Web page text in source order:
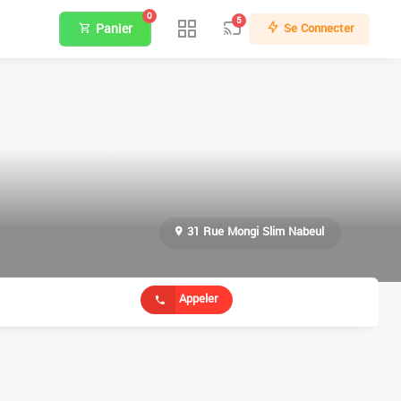
Panier
0 5 Se Connecter
31 Rue Mongi Slim Nabeul
Appeler